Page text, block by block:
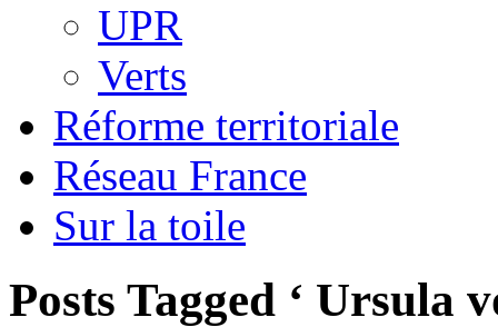
UPR
Verts
Réforme territoriale
Réseau France
Sur la toile
Posts Tagged ‘ Ursula